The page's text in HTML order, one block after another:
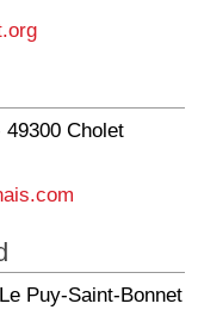
Cholet
Puy-Saint-Bonnet